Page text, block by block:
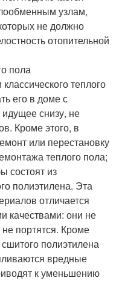
узлам,
не должно
отопительной
пола
теплого
его в доме с
снизу, не
Кроме этого, в
или перестановку
теплого пола;
состоят из
полиэтилена. Эта
отличается
качествами: они не
портятся. Кроме
полиэтилена
вредные
к уменьшению